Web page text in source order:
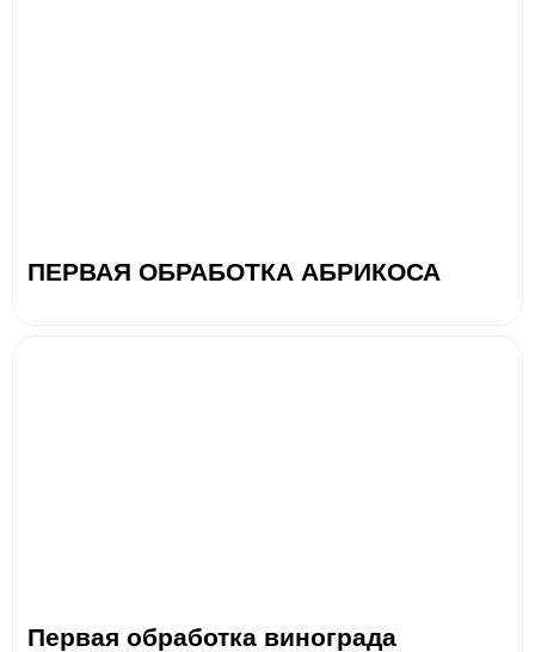
ПЕРВАЯ ОБРАБОТКА АБРИКОСА
Первая обработка винограда